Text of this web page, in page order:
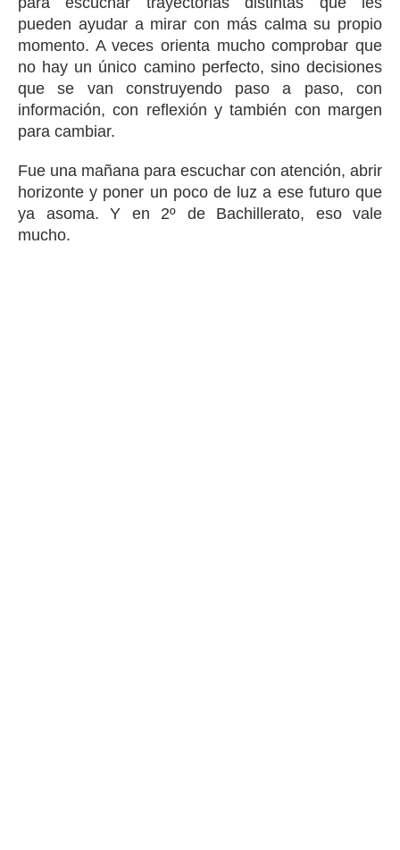
pueden ayudar a mirar con más calma su propio
momento. A veces orienta mucho comprobar que
no hay un único camino perfecto, sino decisiones
que se van construyendo paso a paso, con
información, con reflexión y también con margen
para cambiar.
Fue una mañana para escuchar con atención, abrir
horizonte y poner un poco de luz a ese futuro que
ya asoma. Y en 2º de Bachillerato, eso vale
mucho.